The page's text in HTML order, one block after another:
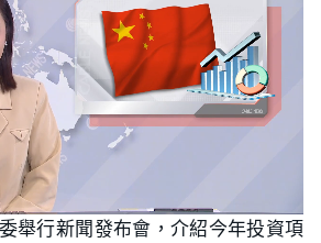
舉行新聞發布會，介紹今年投資項